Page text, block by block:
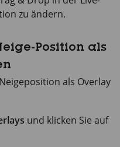
zu ändern.
Position als
als Overlay
und klicken Sie auf